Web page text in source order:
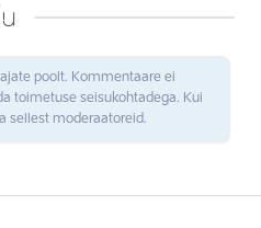
poolt. Kommentaare ei
toimetuse seisukohtadega. Kui
sellest moderaatoreid.